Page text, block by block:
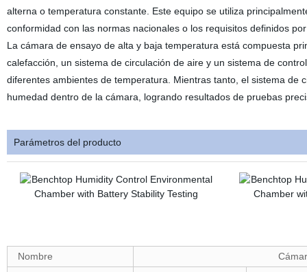
alterna o temperatura constante. Este equipo se utiliza
conformidad con las normas nacionales o los requisitos definidos
La cámara de ensayo de alta y baja temperatura está compuesta
calefacción, un sistema de circulación de aire y un sistema de
diferentes ambientes de temperatura. Mientras tanto, el sistema
humedad dentro de la cámara, logrando resultados de pruebas
Parámetros del producto
Nombre